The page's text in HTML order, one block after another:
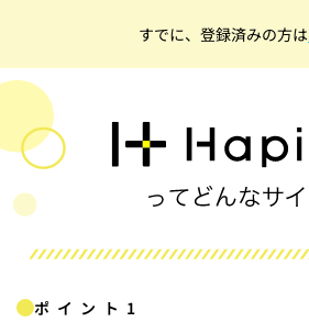
すでに、登録済みの方は
ポイント1